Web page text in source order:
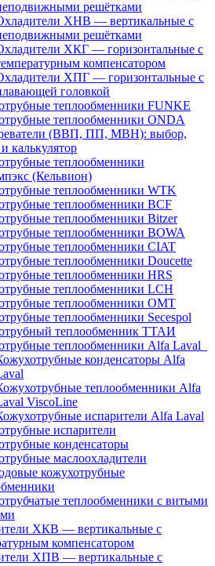
решётками
ХНВ — вертикальные с
решётками
ХКГ — горизонтальные с
компенсатором
ХПГ — горизонтальные с
головкой
теплообменники FUNKE
теплообменники ONDA
(ВВП, ПП, МВН): выбор,
калькулятор
теплообменники
(Кельвион)
теплообменники WTK
теплообменники BCF
теплообменники Bitzer
теплообменники BOWA
теплообменники CIAT
теплообменники Doucette
теплообменники HRS
теплообменники LCH
теплообменники OMT
теплообменники Secespol
теплообменник ТТАИ
теплообменники Alfa Laval
конденсаторы Alfa
теплообменники Alfa
ViscoLine
испарители Alfa Laval
испарители
конденсаторы
маслоохладители
кожухотрубные
теплообменники с витыми
ХКВ — вертикальные с
компенсатором
ХПВ — вертикальные с